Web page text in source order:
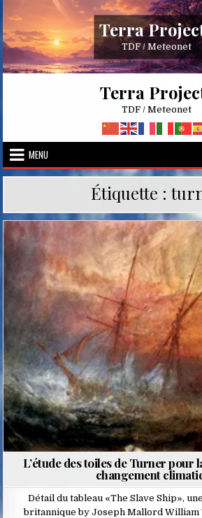
content
Terra
TDF / Meteonet
Terra
TDF / Meteonet
MENU
Étiquette :
Posted
in
L’étude des toiles de Turner pour
changement
Détail du tableau «The Slave Ship»,
britannique by Joseph Mallord